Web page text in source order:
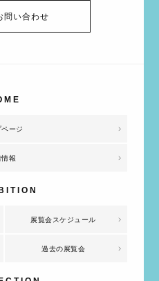
問い合わせ
ページ
報
展覧会スケジュール
過去の展覧会